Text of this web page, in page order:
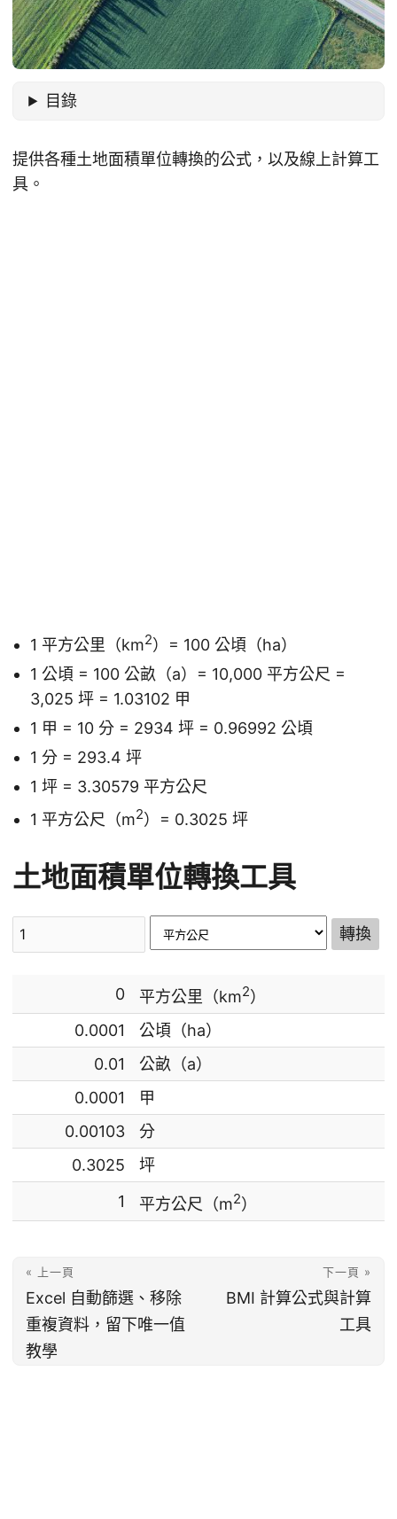
目錄
提供各種土地面積單位轉換的公式，以及線上計算工
具。
1 平方公里（km2）= 100 公頃（ha）
1 公頃 = 100 公畝（a）= 10,000 平方公尺 =
3,025 坪 = 1.03102 甲
1 甲 = 10 分 = 2934 坪 = 0.96992 公頃
1 分 = 293.4 坪
1 坪 = 3.30579 平方公尺
1 平方公尺（m2）= 0.3025 坪
土地面積單位轉換工具
轉換
0 平方公里（km2）
0.0001
公頃（ha）
0.01
公畝（a）
0.0001
甲
0.00103
分
0.3025
坪
1
平方公尺（m2）
« 上一頁
Excel 自動篩選、移除
重複資料，留下唯一值
教學
下一頁 »
BMI 計算公式與計算
工具